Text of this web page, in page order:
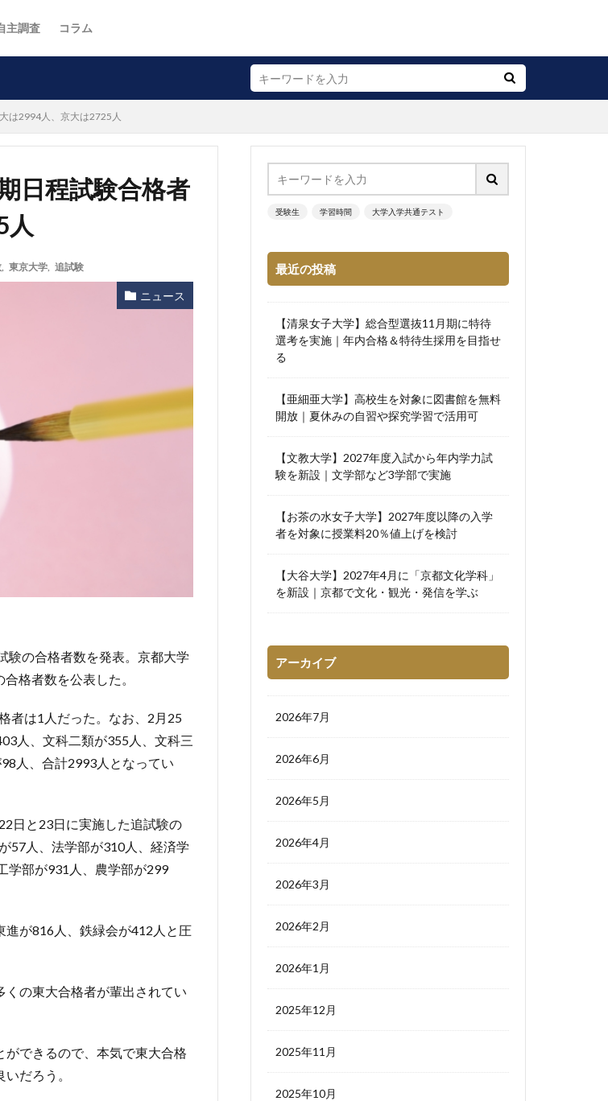
主調査 コラム
は2994人、京大は2725人
日程試験合格者
, 東京大学, 追試験
ニュース
験の合格者数を発表。京都大学
格者数を公表した。
者は1人だった。なお、2月25
人、文科二類が355人、文科三
人、合計2993人となってい
日と23日に実施した追試験の
57人、法学部が310人、経済学
学部が931人、農学部が299
進が816人、鉄緑会が412人と圧
の東大合格者が輩出されてい
できるので、本気で東大合格
だろう。
受験生 学習時間 大学入学共通テスト
最近の投稿
【清泉女子大学】総合型選抜11月期に特待
選考を実施｜年内合格＆特待生採用を目指せ
る
【亜細亜大学】高校生を対象に図書館を無料
開放｜夏休みの自習や探究学習で活用可
【文教大学】2027年度入試から年内学力試
験を新設｜文学部など3学部で実施
【お茶の水女子大学】2027年度以降の入学
者を対象に授業料20％値上げを検討
【大谷大学】2027年4月に「京都文化学科」
を新設｜京都で文化・観光・発信を学ぶ
アーカイブ
2026年7月
2026年6月
2026年5月
2026年4月
2026年3月
2026年2月
2026年1月
2025年12月
2025年11月
2025年10月